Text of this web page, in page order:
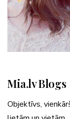
Mia.lv Blogs
Objektīvs,